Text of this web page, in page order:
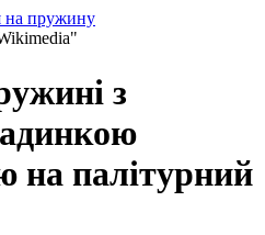
на пружину
з
на палітурний